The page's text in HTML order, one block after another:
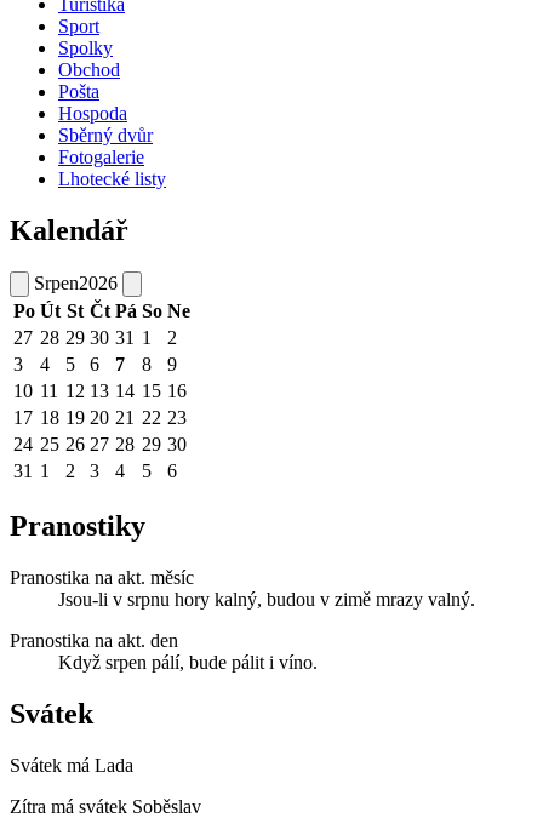
Turistika
Sport
Spolky
Obchod
Pošta
Hospoda
Sběrný dvůr
Fotogalerie
Lhotecké listy
Kalendář
Srpen2026
Po Út St Čt Pá So Ne
27 28 29 30 31 1
2
3
4 5 6 7 8
9
10 11 12 13 14 15 16
17 18 19 20 21 22 23
24 25 26 27 28 29 30
31 1 2 3 4 5 6
Pranostiky
Pranostika na akt. měsíc
Jsou-li v srpnu hory kalný, budou v zimě mrazy valný.
Pranostika na akt. den
Když srpen pálí, bude pálit i víno.
Svátek
Svátek má Lada
Zítra má svátek Soběslav